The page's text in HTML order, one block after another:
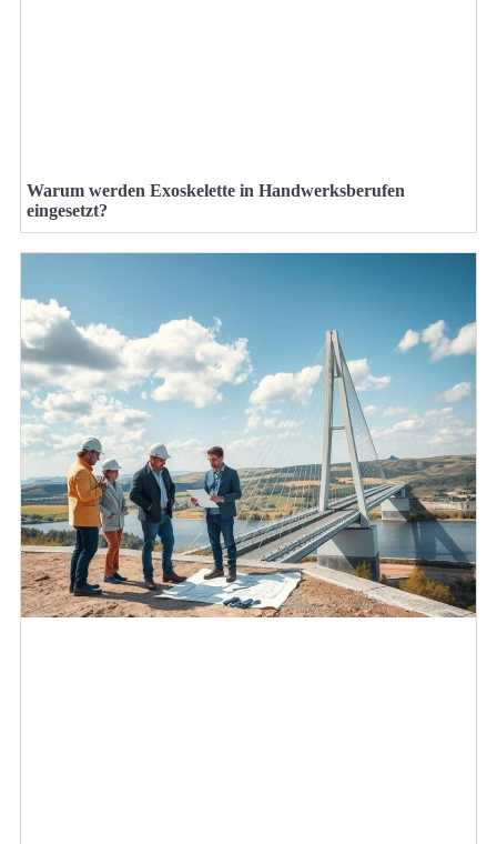
Warum werden Exoskelette in Handwerksberufen
eingesetzt?